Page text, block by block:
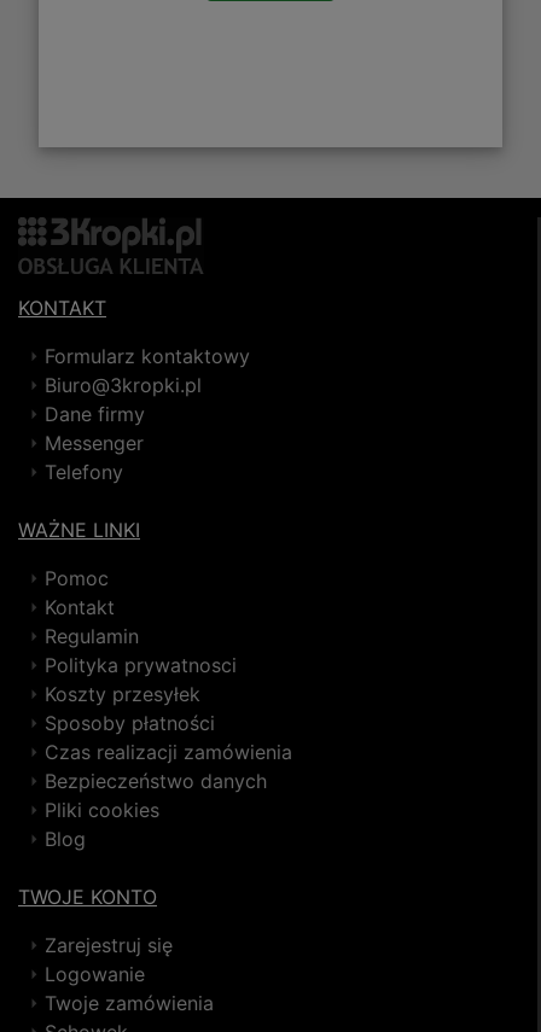
KONTAKT
Formularz kontaktowy
Biuro@3kropki.pl
Dane firmy
Messenger
Telefony
WAŻNE LINKI
Pomoc
Kontakt
Regulamin
Polityka prywatnosci
Koszty przesyłek
Sposoby płatności
Czas realizacji zamówienia
Bezpieczeństwo danych
Pliki cookies
Blog
TWOJE KONTO
Zarejestruj się
Logowanie
Twoje zamówienia